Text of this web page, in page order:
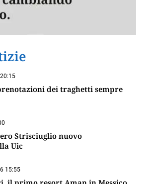
dei traghetti sempre
Strisciuglio nuovo
Uic
15:55